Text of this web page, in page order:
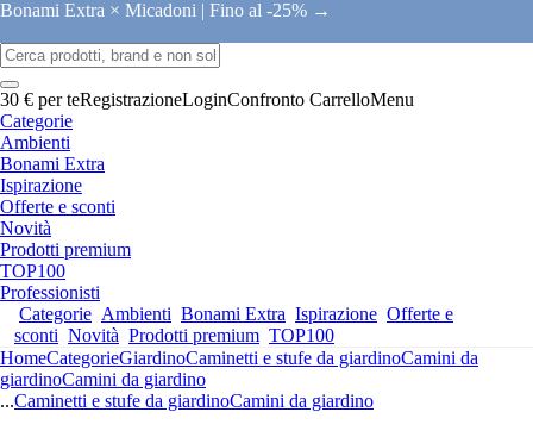
Bonami Extra × Micadoni | Fino al -25% →
30 € per teRegistrazioneLoginConfronto CarrelloMenu
Categorie
Ambienti
Bonami Extra
Ispirazione
Offerte e sconti
Novità
Prodotti premium
TOP100
Professionisti
Categorie Ambienti Bonami Extra Ispirazione Offerte e
sconti Novità Prodotti premium TOP100
HomeCategorieGiardinoCaminetti e stufe da giardinoCamini da
giardinoCamini da giardino
...Caminetti e stufe da giardinoCamini da giardino